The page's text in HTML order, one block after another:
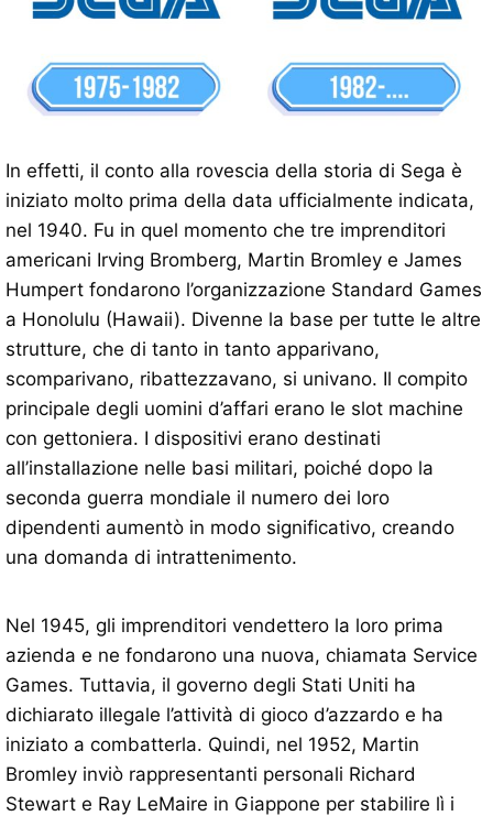
In effetti, il conto alla rovescia della storia di Sega è
iniziato molto prima della data ufficialmente indicata,
nel 1940. Fu in quel momento che tre imprenditori
americani Irving Bromberg, Martin Bromley e James
Humpert fondarono l’organizzazione Standard Games
a Honolulu (Hawaii). Divenne la base per tutte le altre
strutture, che di tanto in tanto apparivano,
scomparivano, ribattezzavano, si univano. Il compito
principale degli uomini d’affari erano le slot machine
con gettoniera. I dispositivi erano destinati
all’installazione nelle basi militari, poiché dopo la
seconda guerra mondiale il numero dei loro
dipendenti aumentò in modo significativo, creando
una domanda di intrattenimento.
Nel 1945, gli imprenditori vendettero la loro prima
azienda e ne fondarono una nuova, chiamata Service
Games. Tuttavia, il governo degli Stati Uniti ha
dichiarato illegale l’attività di gioco d’azzardo e ha
iniziato a combatterla. Quindi, nel 1952, Martin
Bromley inviò rappresentanti personali Richard
Stewart e Ray LeMaire in Giappone per stabilire lì i